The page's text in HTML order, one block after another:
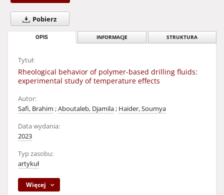
Pobierz
OPIS INFORMACJE STRUKTURA
Tytuł:
Rheological behavior of polymer-based drilling fluids:
experimental study of temperature effects
Autor:
Safi, Brahim ;Aboutaleb, Djamila; Haider, Soumya
Data wydania:
2023
Typ zasobu:
artykuł
Więcej